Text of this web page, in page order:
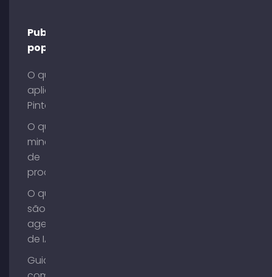
Publicações
populares
O que é o
aplicativo
Pinterest?
O que é
mineração
de
processos?
O que
são
agentes
de IA?
Guia de